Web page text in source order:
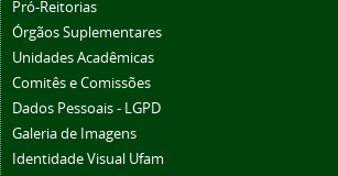
Pró-Reitorias
Órgãos Suplementares
Unidades Acadêmicas
Comitês e Comissões
Dados Pessoais - LGPD
Galeria de Imagens
Identidade Visual Ufam